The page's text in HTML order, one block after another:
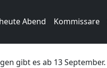
Abend Kommissare
gibt es ab 13 September.